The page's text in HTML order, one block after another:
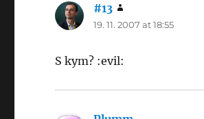
#13
19. 11. 2007 at 18:55
S kym? :evil: